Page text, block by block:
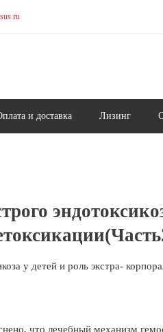
и доставка Лизинг
у детей и роль экстра-
что лечебный механизм